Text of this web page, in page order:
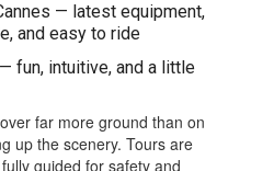
— latest equipment,
and easy to ride
fun, intuitive, and a little
far more ground than on
up the scenery. Tours are
guided for safety and